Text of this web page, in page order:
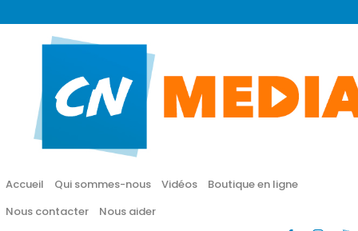
Accueil Qui sommes-nous Vidéos
Boutique en ligne
Nous contacter
Nous aider
CN MÉDIA
Une vie nouvelle en JESUS !
Accueil
Vidéos